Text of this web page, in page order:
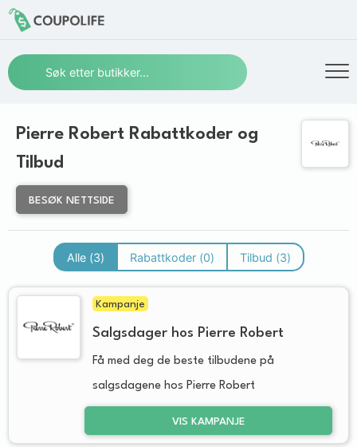
Pierre Robert Rabattkoder og
Tilbud
BESØK NETTSIDE
Alle (3) Rabattkoder (0) Tilbud (3)
Kampanje
Salgsdager hos Pierre Robert
Få med deg de beste tilbudene på
salgsdagene hos Pierre Robert
VIS KAMPANJE